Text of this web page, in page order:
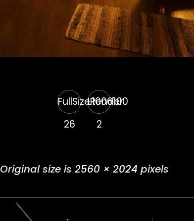
FullSizeRender
26
L1006100
2
Original size is 2560 × 2024 pixels